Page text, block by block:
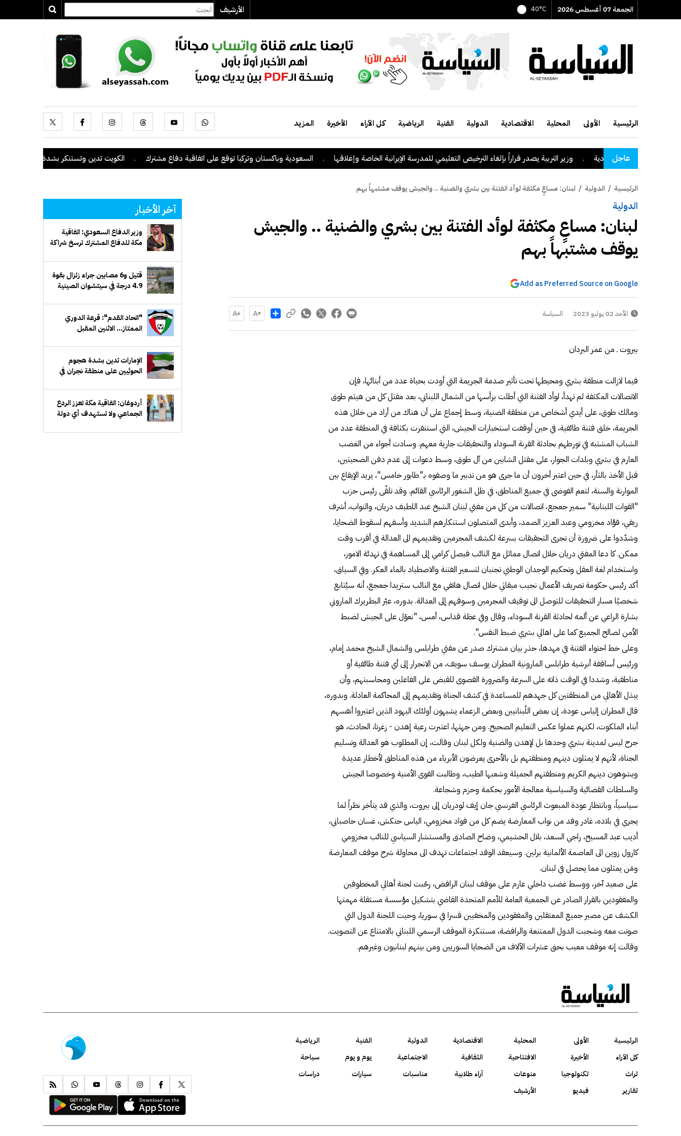
الجمعة 07 أغسطس 2026 40°C الأرشيف
الرئيسية الأولى المحلية الاقتصادية الدولية الفنية الرياضية كل الآراء الأخيرة المزيد
عاجل
نجران السعودية وزير التربية يصدر قراراً بإلغاء الترخيص التعليمي للمدرسة الإيرانية الخاصة وإغلاقها . السعودية وباكستان وتركيا توقع على اتفاقية دفاع مشترك . الكويت تدين وتستنكر بشدة اعتداءات ميليشيا
الرئيسية / الدولية / لبنان: مساعٍ مكثفة لوأد الفتنة بين بشري والضنية .. والجيش يوقف مشتبهاً بهم
الدولية
لبنان: مساعٍ مكثفة لوأد الفتنة بين بشري والضنية .. والجيش
يوقف مشتبهاً بهم
Add as Preferred Source on Google
الأحد 02 يوليو 2023 السياسة Share
بيروت ـ من عمر البردان
فيما لازالت منطقة بشري ومحيطها تحت تأثير صدمة الجريمة التي أودت بحياة عدد من أبنائها، فإن
الاتصالات المكثفة لم تهدأ، لوأد الفتنة التي أطلت برأسها من الشمال اللبناني، بعد مقتل كل من هيثم طوق
ومالك طوق، على أيدي أشخاص من منطقة الضنية، وسط إجماع على أن هناك من أراد من خلال هذه
الجريمة، خلق فتنة طائفية، في حين أوقفت استخبارات الجيش، التي استنفرت بكثافة في المنطقة عدد من
الشباب المشتبه في تورطهم بحادثة القرنة السوداء والتحقيقات جارية معهم. وسادت أجواء من الغضب
العارم في بشري وبلدات الجوار، على مقتل الشابين من آل طوق، وسط دعوات إلى عدم دفن الضحيتين،
قبل الأخذ بالثأر، في حين اعتبر أخرون أن ما جرى هو من تدبير ما وصفوه بـ"طابور خامس"، يريد الإيقاع بين
الموارنة والسنة، لتعم الفوضى في جميع المناطق، في ظل الشغور الرئاسي القائم. وقد تلقّى رئيس حزب
"القوات اللبنانية" سمير جعجع، اتصالات من كل من مفتي لبنان الشيخ عبد اللطيف دريان، والنواب، أشرف
ريفي، فؤاد مخزومي وعبد العزيز الصمد، وأبدى المتصلون استنكارهم الشديد وأسفهم لسقوط الضحايا،
وشدّدوا على ضرورة أن تجرى التحقيقات بسرعة لكشف المجرمين وتقديمهم الى العدالة في أقرب وقت
ممكن. كا دعا المفتي دريان خلال اتصال مماثل مع النائب فيصل كرامي إلى المساهمة في تهدئة الامور،
واستخدام لغة العقل وتحكيم الوجدان الوطني تجنبان لتسعير الفتنة والاصطياد بالماء العكر. وفي السياق،
أكد رئيس حكومة تصريف الأعمال نجيب ميقاتي خلال اتصال هاتفي مع النائب ستريدا جعجع، أنه سيُتابع
شخصيًا مسار التحقيقات للتوصل الى توقيف المجرمين وسوقهم إلى العدالة. بدوره، عبّر البطريرك الماروني
بشارة الراعي عن ألمه لحادثة القرنة السوداء، وقال وفي عظة قداس، أمس، "نعوّل على الجيش لضبط
الأمن لصالح الجميع كما على اهالي بشري ضبط النفس".
وعلى خط احتواء الفتنة في مهدها، حذر بيان مشترك صدر عن مفتي طرابلس والشمال الشيخ محمد إمام،
ورئيس أساقفة أبرشية طرابلس المارونية المطران يوسف سويف، من الانجرار إلى أي فتنة طائفية أو
مناطقية، وشددا في الوقت ذاته على السرعة والضرورة القصوى للقبض على الفاعلين ومحاسبتهم، وأن
يبذل الأهالي من المنطقتين كل جهدهم للمساعدة في كشف الجناة وتقديمهم إلى المحاكمة العادلة. وبدوره،
قال المطران إلياس عودة، إن بعض اللّبنانيين وبعض الزعماء يشبهون أولئك اليهود الذين اعتبروا أنفسهم
أبناء الملكوت، لكنهم عملوا عكس التعليم الصحيح. ومن جهتها، اعتبرت رعية إهدن - زغرتا، الحادث، هو
جرح ليس لمدينة بشري وحدها بل لإهدن والضنية ولكل لبنان وقالت، إن المطلوب هو العدالة وتسليم
الجناة، لأنهم لا يمثلون دينهم ومنطقتهم بل بالأحرى يعرضون الأبرياء من هذه المناطق لأخطار عديدة
ويشوهون دينهم الكريم ومنطقتهم الجميلة وشعبها الطيب، وطالبت القوى الأمنية وخصوصا الجيش
والسلطات القضائية والسياسية معالجة الأمور بحكمة وحزم وشجاعة.
سياسياً، وبانتظار عودة المبعوث الرئاسي الفرنسي جان إيف لودريان إلى بيروت، والذي قد يتأخر نظراً لما
يجري في بلاده، غادر وفد من نواب المعارضة يضم كل من فواد مخزومي، الياس حنكش، غسان حاصباني،
أديب عبد المسيح، راجي السعد، بلال الحشيمي، وضاح الصادق والمستشار السياسي للنائب مخزومي
كارول زوين الى العاصمة الألمانية برلين. وسيعقد الوفد اجتماعات تهدف الى محاولة شرح موقف المعارضة
ومَن يمثلون مما يحصل في لبنان.
على صعيد آخر، ووسط غضب داخلي عارم على موقف لبنان الرافض، رحّبت لجنة أهالي المخطوفين
والمفقودين بالقرار الصادر عن الجمعية العامة للأمم المتحدة القاضي بتشكيل مؤسسة مستقلة مهمتها
الكشف عن مصير جميع المعتقلين والمفقودين والمخفيين قسرا في سوريا، وحيت اللجنة الدول التي
صوتت معه وشجبت الدول الممتنعة والرافضة، مستنكرة الموقف الرسمي اللبناني بالامتناع عن التصويت.
وقالت إنه موقف معيب بحق عشرات الآلاف من الضحايا السوريين ومن بينهم لبنانيون وغيرهم.
آخر الأخبار
وزير الدفاع السعودي: اتفاقية
مكة للدفاع المشترك ترسخ شراكة
قتيل و6 مصابين جراء زلزال بقوة
4.9 درجة في سيتشوان الصينية
"اتحاد القدم": قرعة الدوري
الممتاز... الاثنين المقبل
الإمارات تدين بشدة هجوم
الحوثيين على منطقة نجران في
أردوغان: اتفاقية مكة تعزز الردع
الجماعي ولا تستهدف أي دولة
الرئيسية الأولى المحلية الاقتصادية الدولية الفنية
الرياضية
كل الآراء
الأخيرة الافتتاحية الثقافية الاجتماعية يوم و يوم
سياحة
تراث
تكنولوجيا منوعات آراء طلابية مناسبات سيارات
دراسات
تقارير
فيديو الأرشيف